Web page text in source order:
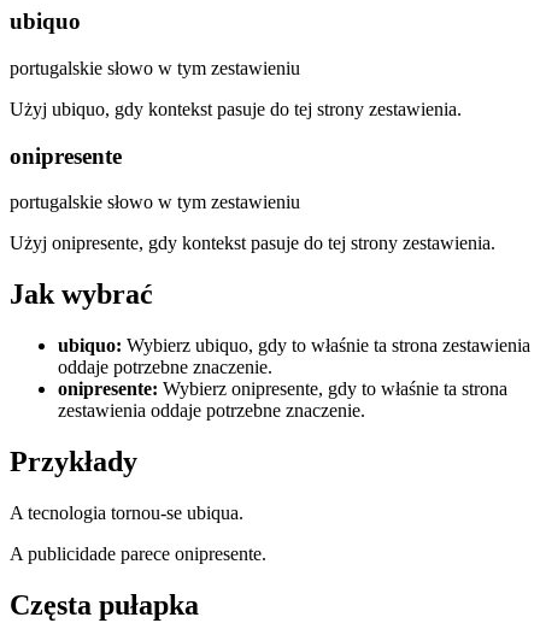
ubiquo
portugalskie słowo w tym zestawieniu
Użyj ubiquo, gdy kontekst pasuje do tej strony zestawienia.
onipresente
portugalskie słowo w tym zestawieniu
Użyj onipresente, gdy kontekst pasuje do tej strony zestawienia.
Jak wybrać
ubiquo: Wybierz ubiquo, gdy to właśnie ta strona zestawienia
oddaje potrzebne znaczenie.
onipresente: Wybierz onipresente, gdy to właśnie ta strona
zestawienia oddaje potrzebne znaczenie.
Przykłady
A tecnologia tornou-se ubiqua.
A publicidade parece onipresente.
Częsta pułapka